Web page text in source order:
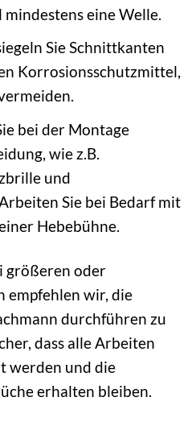
eine Welle.
Sie Schnittkanten
Korrosionsschutzmittel,
bei der Montage
wie z.B.
und
Sie bei Bedarf mit
Hebebühne.
größeren oder
empfehlen wir, die
durchführen zu
dass alle Arbeiten
werden und die
erhalten bleiben.